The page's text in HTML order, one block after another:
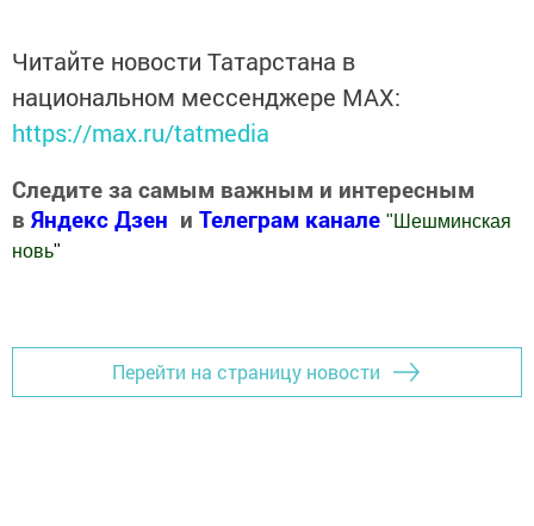
Читайте новости Татарстана в
национальном мессенджере MАХ:
https://max.ru/tatmedia
Следите за самым важным и интересным
в Яндекс Дзен и Телеграм канале " Шешминская
новь"
Перейти на страницу новости